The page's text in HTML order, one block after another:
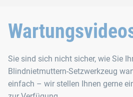
Sie sind sich nicht sicher, wie Sie
Blindnietmuttern-Setzwerkzeug
einfach – wir stellen Ihnen gerne